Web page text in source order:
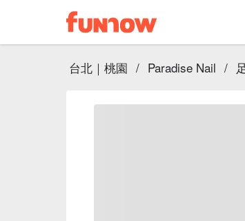
台北｜桃園 / Paradise Nail /